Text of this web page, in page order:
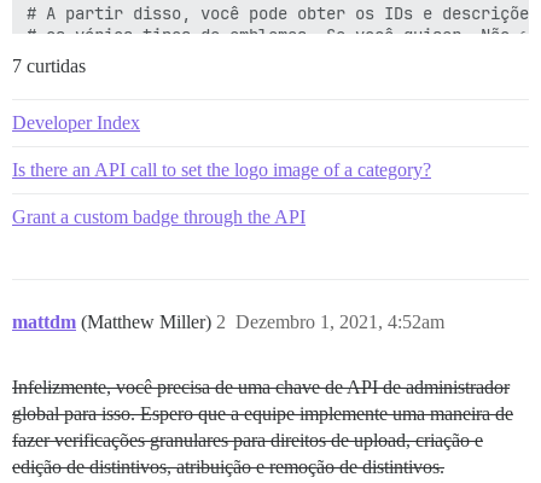
# A partir disso, você pode obter os IDs e descrições
# os vários tipos de emblemas. Se você quiser. Não
r = requests.get(f"https://{DISCOURSE}/admin/
if r.status_code != 200:
    sys.exit(1)
# Verifica se o nome já existe.
if NAME in list(map(lambda x: x['name'],
    print(f"Erro: o emblema '{NAME}' já existe.")
with open(IMAGE, "rb") as f:
# Provavelmente deveria fazer alguma verificação de
# tamanho/dimensões do arquivo de imagem bem aqui....
# Mas de qualquer forma, monta um pacote de
# A única coisa complicada aqui realmente é obter o
7 curtidas
Developer Index
Is there an API call to set the logo image of a category?
Grant a custom badge through the API
mattdm (Matthew Miller) Dezembro 1, 2021, 4:52am
2
Infelizmente, você precisa de uma chave de API de administrador
global para isso. Espero que a equipe implemente uma maneira de
fazer verificações granulares para direitos de upload, criação e
edição de distintivos, atribuição e remoção de distintivos.